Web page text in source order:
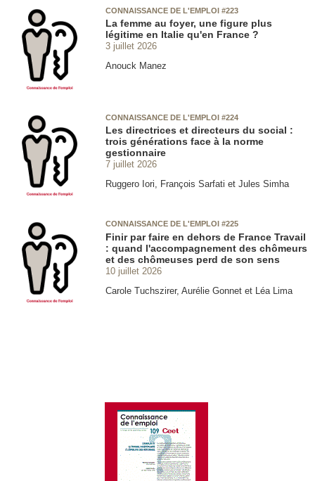
CONNAISSANCE DE L'EMPLOI #223
La femme au foyer, une figure plus
légitime en Italie qu'en France ?
3 juillet 2026
Anouck Manez
CONNAISSANCE DE L'EMPLOI #224
Les directrices et directeurs du social :
trois générations face à la norme
gestionnaire
7 juillet 2026
Ruggero Iori, François Sarfati et Jules Simha
CONNAISSANCE DE L'EMPLOI #225
Finir par faire en dehors de France Travail
: quand l'accompagnement des chômeurs
et des chômeuses perd de son sens
10 juillet 2026
Carole Tuchszirer, Aurélie Gonnet et Léa Lima